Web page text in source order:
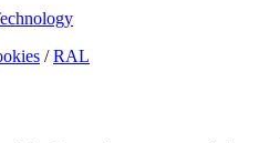
/RAL